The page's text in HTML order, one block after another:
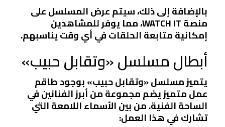
بالإضافة إلى ذلك، سيتم عرض المسلسل على
منصةWATCH IT، مما يوفر للمشاهدين
إمكانية متابعة الحلقات في أي وقت يناسبهم.
أبطال مسلسل «وتقابل حبيب»
يتميز مسلسل «وتقابل حبيب» بوجود طاقم
عمل متميز يضم مجموعة من أبرز الفنانين في
الساحة الفنية. من بين الأسماء اللامعة التي
تشارك في هذا العمل: